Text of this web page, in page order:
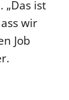
ist
wir
Job